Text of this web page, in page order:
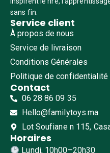
sans fin.
Service client
À propos de nous
Service de livraison
Conditions Générales
Politique de confidentialité
Contact
06 28 86 09 35
Hello@familytoys.ma
Lot Soufiane n 115,
Horaires
Lundi, 10h00–20h30